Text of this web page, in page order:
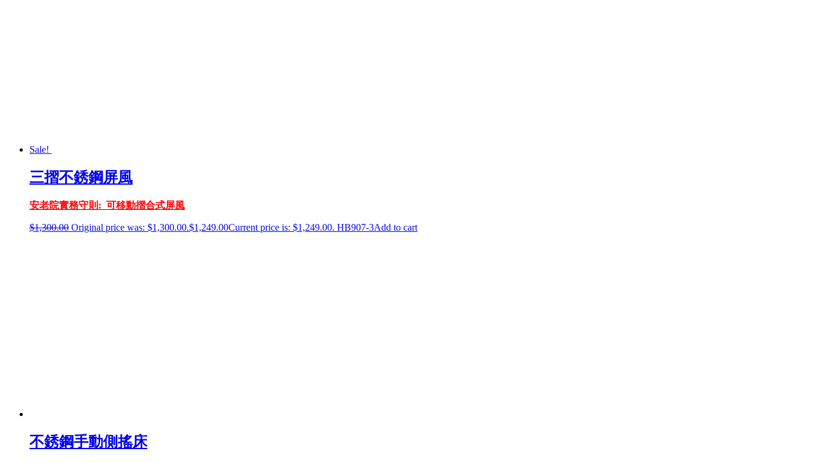
Sale!
三摺不銹鋼屏風
安老院實務守則: 可移動摺合式屏風
$1,300.00 Original price was: $1,300.00.$1,249.00Current price is: $1,249.00. HB907-3Add to cart
不銹鋼手動側搖床